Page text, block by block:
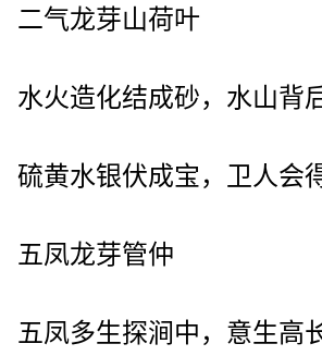
二气龙芽山荷叶
水火造化结成砂，水山背
硫黄水银伏成宝，卫人会
五凤龙芽管仲
五凤多生探涧中，意生高